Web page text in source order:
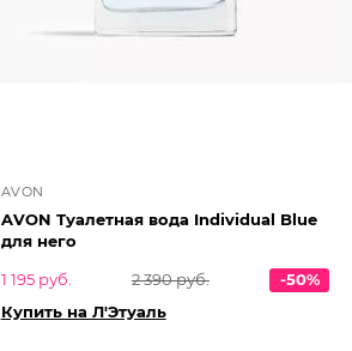
AVON
AVON Туалетная вода Individual Blue
для него
1 195 руб.
2 390 руб.
-50%
Купить на Л'Этуаль